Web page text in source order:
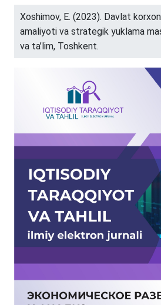
Xoshimov, E. (2023). Davlat
amaliyoti va strategik yuklama
va ta’lim, Toshkent.